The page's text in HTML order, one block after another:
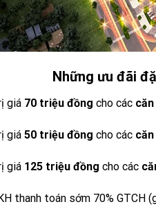
Những ưu đãi
giá 70 triệu đồng cho các căn
giá 50 triệu đồng cho các căn
giá 125 triệu đồng cho các
thanh toán sớm 70% GTCH